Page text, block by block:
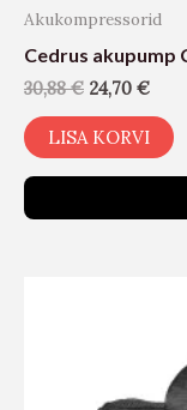
Akukompressorid
Cedrus akupump
30,88€ 24,70 €
LISA KORVI